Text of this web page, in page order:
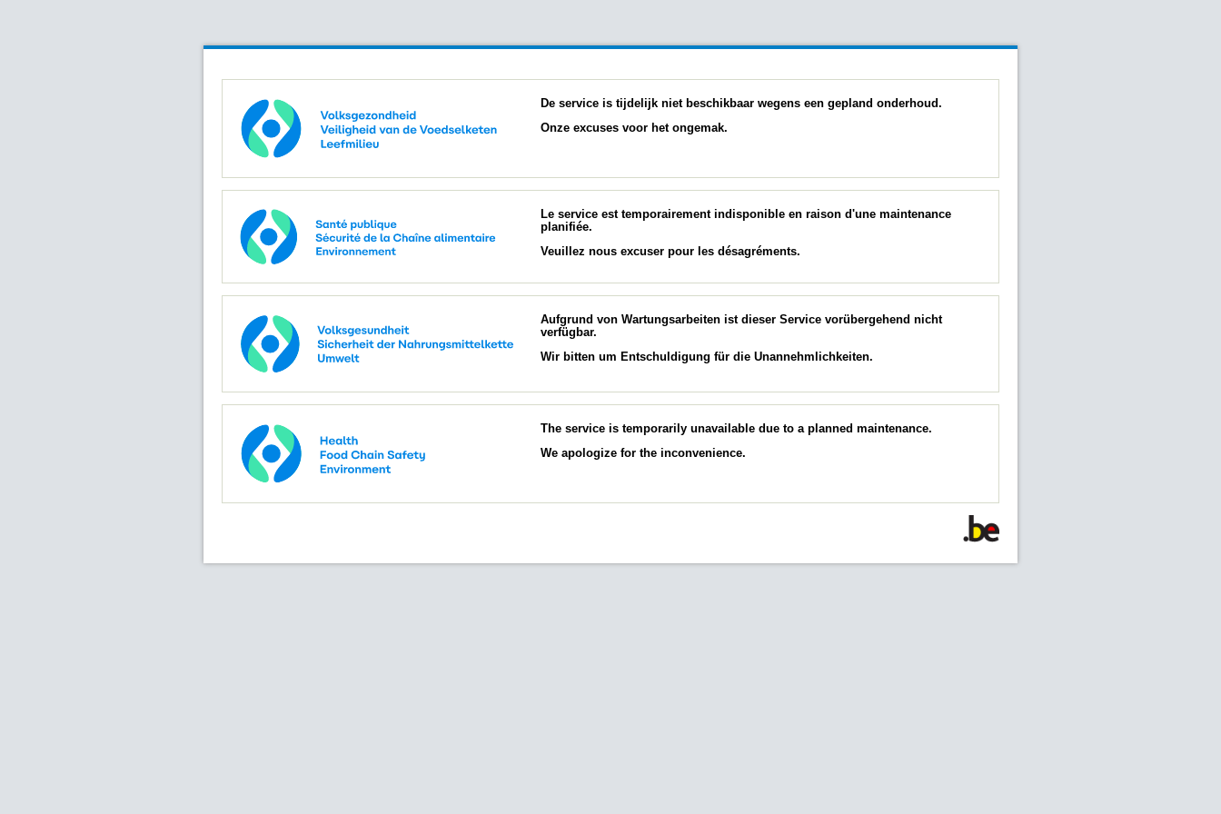
De service is tijdelijk niet beschikbaar wegens een gepland onderhoud.
Onze excuses voor het ongemak.
Le service est temporairement indisponible en raison d'une maintenance
planifiée.
Veuillez nous excuser pour les désagréments.
Aufgrund von Wartungsarbeiten ist dieser Service vorübergehend nicht
verfügbar.
Wir bitten um Entschuldigung für die Unannehmlichkeiten.
The service is temporarily unavailable due to a planned maintenance.
We apologize for the inconvenience.